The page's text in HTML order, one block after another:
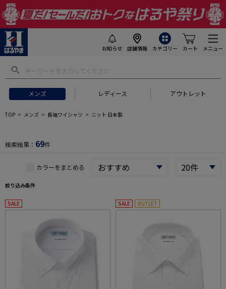
お知らせ 店舗情報 カテゴリー カート メニュー
メンズ レディース アウトレット
フトにおすすめ #セットアップ スーツ
TOP メンズ 長袖ワイシャツ ニット 日本製
検索結果： 69件
カラーをまとめる
絞り込み条件
SALE SALE OUTLET